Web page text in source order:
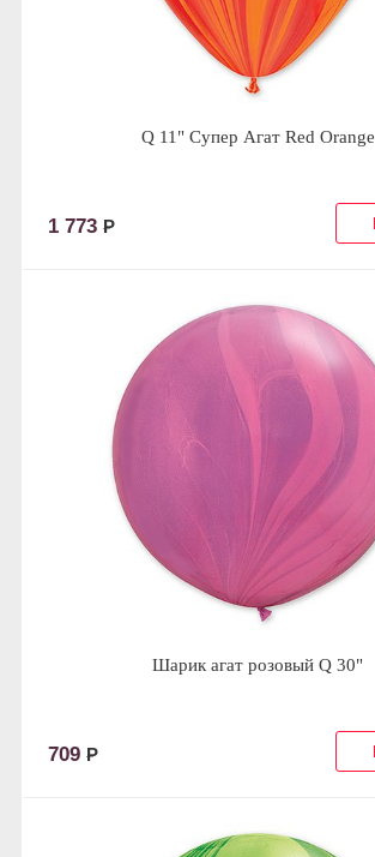
Q 11" Супер Агат Red Orange
1 773 Р
Шарик агат розовый Q 30"
709 Р